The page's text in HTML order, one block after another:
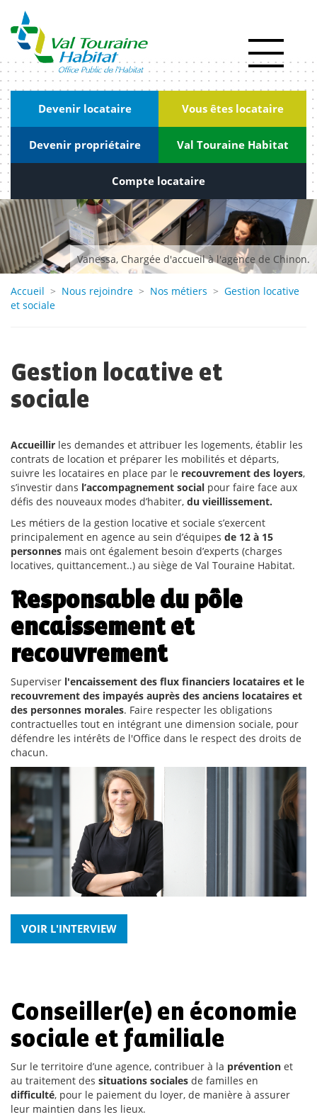
Actualités
RSE
|
Innovation
Kiosque
rejoindre
Marchés
publics
Contact
Devenir locataire Vous êtes locataire
Devenir propriétaire Val Touraine Habitat
Compte locataire
Vanessa, Chargée d'accueil à l'agence de Chinon.
Accueil > Nous rejoindre > Nos métiers > Gestion locative
et sociale
Gestion locative et
sociale
Accueillir les demandes et attribuer les logements, établir les
contrats de location et préparer les mobilités et départs,
suivre les locataires en place par le recouvrement des loyers,
s’investir dans l’accompagnement social pour faire face aux
défis des nouveaux modes d’habiter, du vieillissement.
Les métiers de la gestion locative et sociale s’exercent
principalement en agence au sein d’équipes de 12 à 15
personnes mais ont également besoin d’experts (charges
locatives, quittancement..) au siège de Val Touraine Habitat.
Responsable du pôle
encaissement et
recouvrement
Superviser l'encaissement des flux financiers locataires et le
recouvrement des impayés auprès des anciens locataires et
des personnes morales. Faire respecter les obligations
contractuelles tout en intégrant une dimension sociale, pour
défendre les intérêts de l'Office dans le respect des droits de
chacun.
VOIR L'INTERVIEW
Conseiller(e) en économie
sociale et familiale
Sur le territoire d’une agence, contribuer à la prévention et
au traitement des situations sociales de familles en
difficulté, pour le paiement du loyer, de manière à assurer
leur maintien dans les lieux.